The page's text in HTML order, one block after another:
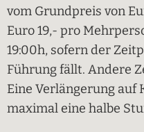
vom Grundpreis von
Euro 19,- pro
19:00h, sofern der
Führung fällt. Andere
Eine Verlängerung auf
maximal eine halbe